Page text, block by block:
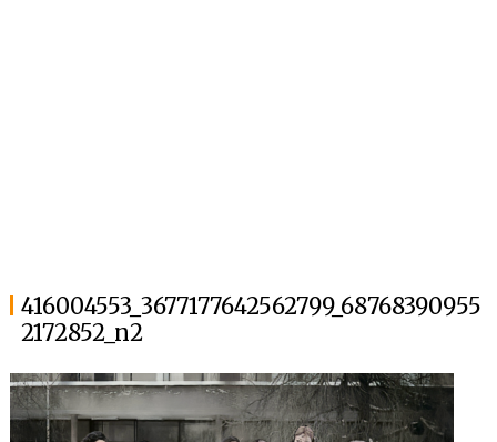
416004553_3677177642562799_68768390955
2172852_n2